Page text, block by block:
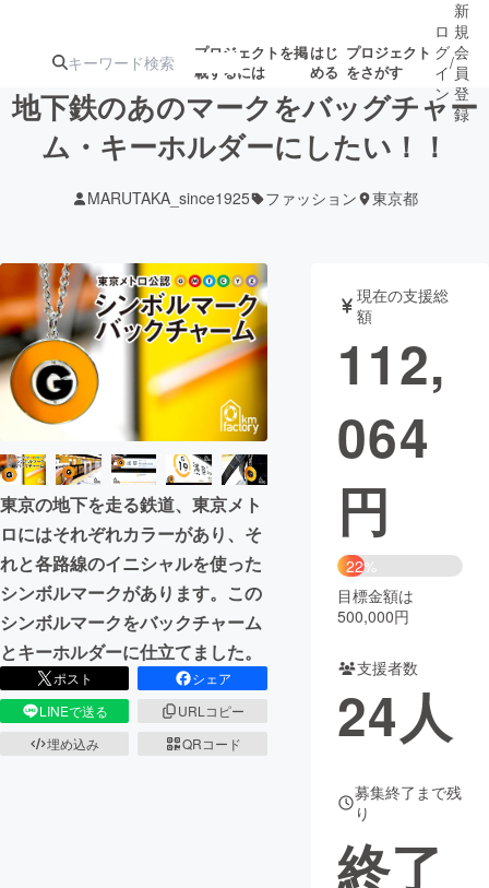
プロジェクトを掲
載するには
はじ
める
プロジェクト
をさがす
ターン
ジェクト
募集終了が近いプ
ロジェクト
もうすぐ公開
されます
アート・写真 音楽
テクノロジー・ガジェット ゲーム・サ
映像・映画
ビジネス・起業
まちづくり・地域活性化
CAMPFIRE for Social Good
CAMPFIRE Creation
CAMPFIREふるさと納税machi-ya コミュニティ
ロ
グ
イ
ン
/
新
規
会
員
登
録
地下鉄のあのマークをバッグチャー
ム・キーホルダーにしたい！！
MARUTAKA_since1925 ファッション 東京都
東京の地下を走る鉄道、東京メト
ロにはそれぞれカラーがあり、そ
れと各路線のイニシャルを使った
シンボルマークがあります。この
シンボルマークをバックチャーム
とキーホルダーに仕立てました。
ポスト
シェア
LINEで送る
URLコピー
埋め込み
QRコード
現在の支援総
額
112,
064
円
22%
目標金額は
500,000円
支援者数
24人
募集終了まで残
り
終了